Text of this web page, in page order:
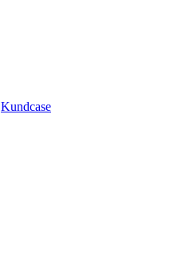
Kundcase